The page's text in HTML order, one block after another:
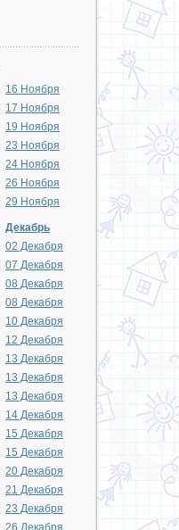
16 Ноября
17 Ноября
19 Ноября
23 Ноября
24 Ноября
26 Ноября
29 Ноября
Декабрь
02 Декабря
07 Декабря
08 Декабря
08 Декабря
10 Декабря
12 Декабря
13 Декабря
13 Декабря
13 Декабря
14 Декабря
15 Декабря
15 Декабря
20 Декабря
21 Декабря
23 Декабря
26 Декабря